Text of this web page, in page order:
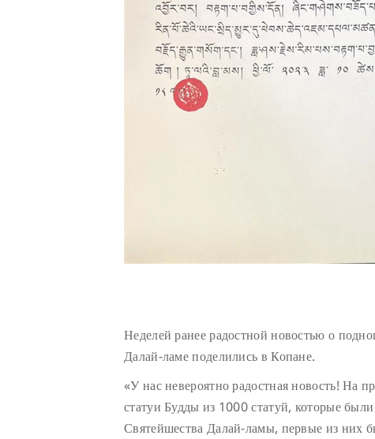
Неделей ранее радостной новостью о
Далай-ламе поделились в Копане.
«У нас невероятно радостная новость! На
статуи Будды из 1000 статуй, которые
Святейшества Далай-ламы, первые из них